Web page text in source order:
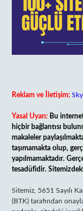
Reklam ve İletişim:
Yasal Uyarı: Bu
hiçbir bağlantısı
makaleler
taşımamakta olup,
yapılmamaktadır.
tesadüfidir.
Sitemiz, 5651 Sayılı
(BTK) tarafından